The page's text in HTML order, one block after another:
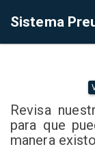
Sistema
Revisa
para que
manera